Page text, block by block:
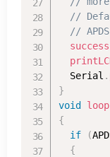
//
//
success
  Serial
.
}
void
loop
{
if
(
{